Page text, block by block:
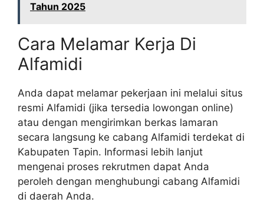
Tahun 2025
Cara Melamar Kerja Di
Alfamidi
Anda dapat melamar pekerjaan ini melalui situs
resmi Alfamidi (jika tersedia lowongan online)
atau dengan mengirimkan berkas lamaran
secara langsung ke cabang Alfamidi terdekat di
Kabupaten Tapin. Informasi lebih lanjut
mengenai proses rekrutmen dapat Anda
peroleh dengan menghubungi cabang Alfamidi
di daerah Anda.